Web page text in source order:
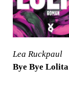
Lea Ruckpaul
Bye Bye Lolita